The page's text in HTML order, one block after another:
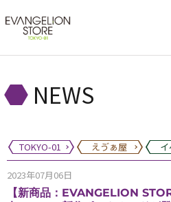
NEWS
TOKYO-01 えゔぁ屋
2023年07月06日
【新商品：EVANGELION